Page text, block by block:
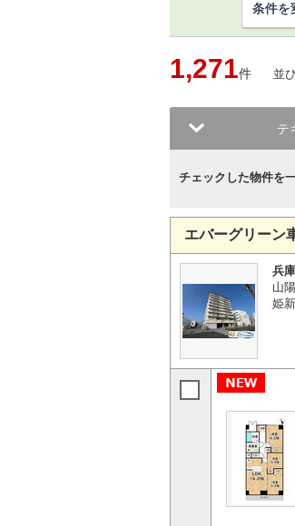
条件を
1,271件 並
テ
チェックした物件を
エバーグリーン
兵
山
姫